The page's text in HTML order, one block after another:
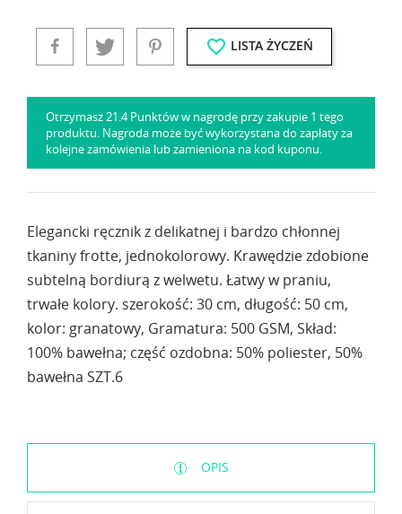
favorite_border LISTA ŻYCZEŃ
Otrzymasz 21.4 Punktów w nagrodę przy zakupie 1 tego
produktu. Nagroda może być wykorzystana do zapłaty za
kolejne zamówienia lub zamieniona na kod kuponu.
Elegancki ręcznik z delikatnej i bardzo chłonnej
tkaniny frotte, jednokolorowy. Krawędzie zdobione
subtelną bordiurą z welwetu. Łatwy w praniu,
trwałe kolory. szerokość: 30 cm, długość: 50 cm,
kolor: granatowy, Gramatura: 500 GSM, Skład:
100% bawełna; część ozdobna: 50% poliester, 50%
bawełna SZT.6
OPIS